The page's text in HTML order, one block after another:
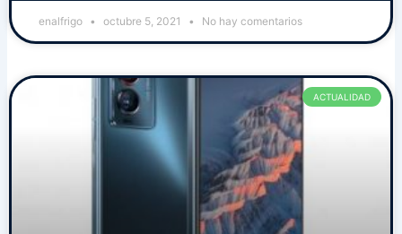
enalfrigo octubre 5, 2021 No hay comentarios
ACTUALIDAD